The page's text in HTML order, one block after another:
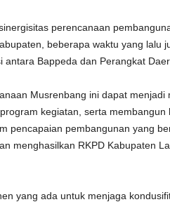
perencanaan
beberapa waktu yang lalu
Bappeda dan Perangkat
Musrenbang ini dapat menjadi
kegiatan, serta membangun
pencapaian pembangunan yang
menghasilkan RKPD Kabupaten
yang ada untuk menjaga